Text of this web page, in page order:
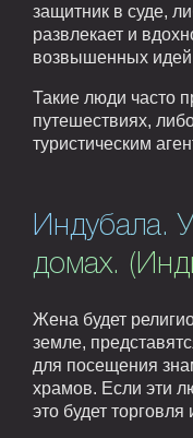
защитник в суде,
развлекает и
возвышенных идей
Такие люди часто
путешествиях,
туристическим
Индубала.
домах.
Жена будет
земле,
для посещения
храмов. Если эти
это будет